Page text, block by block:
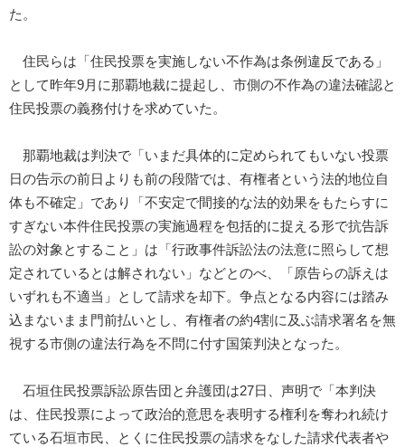
た。
住民らは「住民投票を実施しない不作為は条例違反である」
として昨年9月に那覇地裁に提起し、市側の不作為の違法確認と
住民投票の義務付けを求めていた。
那覇地裁は判決で「いまだ具体的に定められてもいない投票
日の告示の前日よりも前の段階では、有権者という法的地位自
体も不確定」であり「不安定で間接的な法的効果をもたらすに
すぎない本件住民投票の実施過程を包括的に捉える形で抗告訴
訟の対象とすること」は「行政事件訴訟法の法意に照らして想
定されているとは解されない」などとのべ、「原告らの訴えは
いずれも不適当」として請求を却下。争点となる内容には踏み
込まないまま門前払いとし、有権者の約4割に及ぶ請求署名を無
視する市側の違法行為を不問に付す国策判決となった。
石垣住民投票訴訟原告団と弁護団は27日、声明で「本判決
は、住民投票によって政治的意思を表明する権利を奪われ続け
ている石垣市民、とくに住民投票の請求をなした請求代表者や